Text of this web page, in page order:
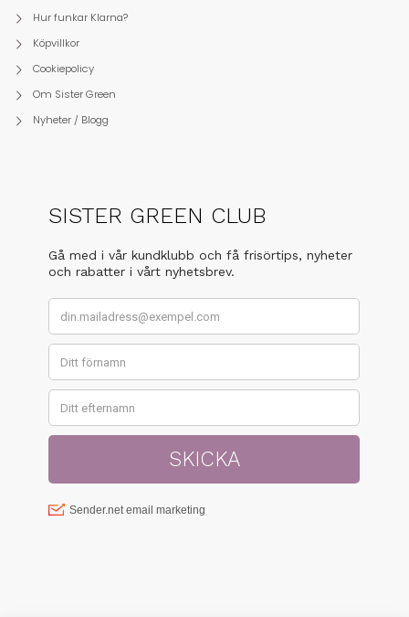
Hur funkar Klarna?
Köpvillkor
Cookiepolicy
Om Sister Green
Nyheter / Blogg